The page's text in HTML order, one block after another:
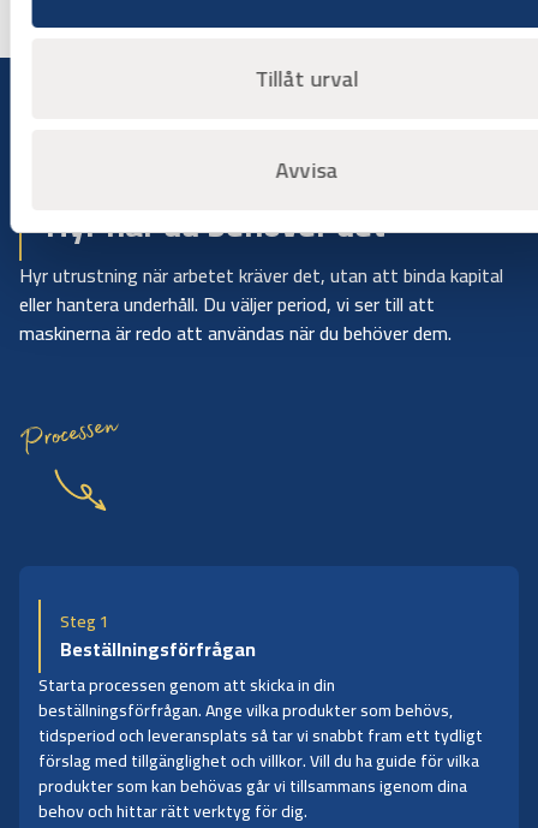
Tillåt urval
Avvisa
Hyr när du behöver det
Hyr utrustning när arbetet kräver det, utan att binda kapital
eller hantera underhåll. Du väljer period, vi ser till att
maskinerna är redo att användas när du behöver dem.
Processen
Steg 1
Beställningsförfrågan
Starta processen genom att skicka in din
beställningsförfrågan. Ange vilka produkter som behövs,
tidsperiod och leveransplats så tar vi snabbt fram ett tydligt
förslag med tillgänglighet och villkor. Vill du ha guide för vilka
produkter som kan behövas går vi tillsammans igenom dina
behov och hittar rätt verktyg för dig.